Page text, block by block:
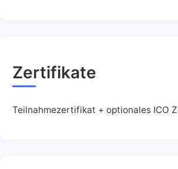
Zertifikate
Teilnahmezertifikat + optionales ICO